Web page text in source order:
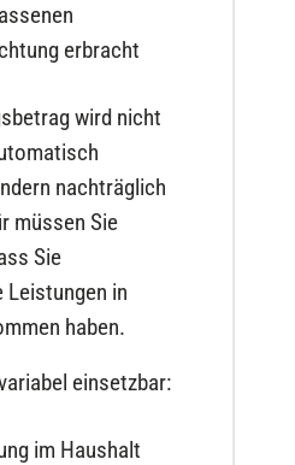
erbracht
wird nicht
nachträglich
müssen Sie
Sie
Leistungen in
haben.
einsetzbar:
im Haushalt